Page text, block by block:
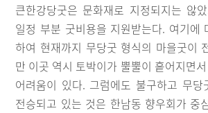
큰한강당굿은 문화재로 지정되지는 않
일정 부분 굿비용을 지원받는다. 여기에
하여 현재까지 무당굿 형식의 마을굿이
만 이곳 역시 토박이가 뿔뿔이 흩어지면
어려움이 있다. 그럼에도 불구하고 무당
전승되고 있는 것은 한남동 향우회가 중